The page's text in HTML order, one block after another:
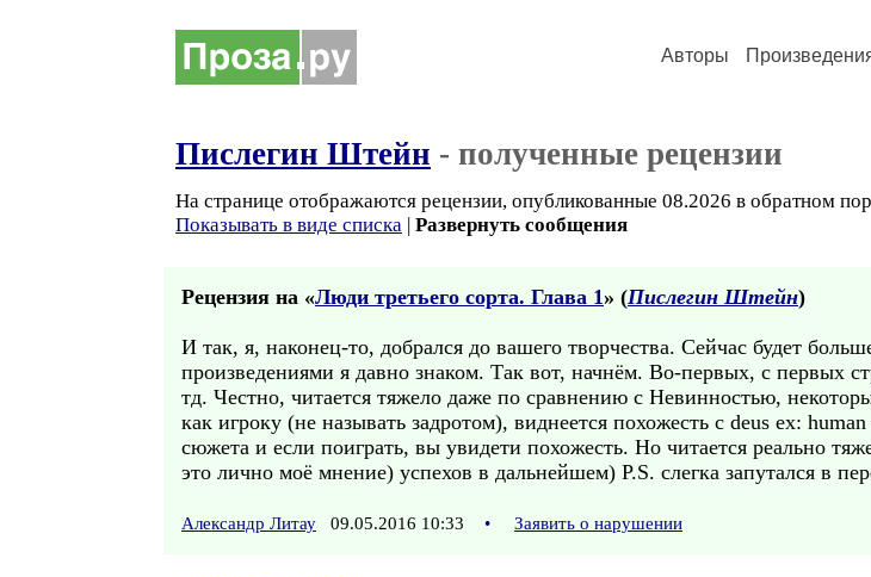
Авторы
Пислегин Штейн - полученные рецензии
На странице отображаются рецензии, опубликованные 08.2026 в обратном
Показывать в виде списка | Развернуть сообщения
Рецензия на «Люди третьего сорта. Глава 1» (Пислегин Штейн)
И так, я, наконец-то, добрался до вашего творчества. Сейчас будет
произведениями я давно знаком. Так вот, начнём. Во-первых, с первых
тд. Честно, читается тяжело даже по сравнению с Невинностью,
как игроку (не называть задротом), виднеется похожесть с deus ex:
сюжета и если поиграть, вы увидети похожесть. Но читается реально
это лично моё мнение) успехов в дальнейшем) P.S. слегка запутался в
Александр Литау 09.05.2016 10:33 • Заявить о нарушении